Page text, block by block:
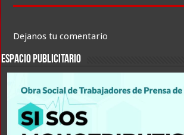
Dejanos tu comentario
ESPACIO PUBLICITARIO